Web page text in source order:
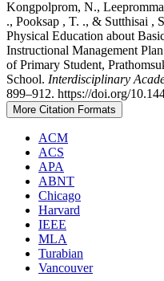
Kongpolprom, N.,
., Pooksap , T. ., & Sutthisai ,
Physical Education about
Instructional Management
of Primary Student,
School. Interdisciplinary
899–912. https://doi.org/
More Citation Formats
ACM
ACS
APA
ABNT
Chicago
Harvard
IEEE
MLA
Turabian
Vancouver